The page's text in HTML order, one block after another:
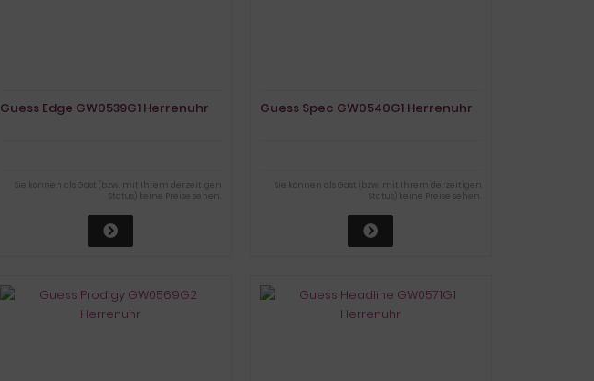
Guess Edge GW0539G1 Herrenuhr
Sie können als Gast (bzw. mit Ihrem derzeitigen
Status) keine Preise sehen.
Guess Spec GW0540G1 Herrenuhr
Sie können als Gast (bzw. mit Ihrem derzeitigen
Status) keine Preise sehen.